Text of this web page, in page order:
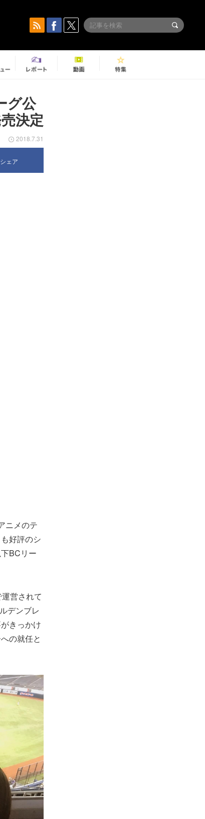
グ公
決定
2018.7.31
シェア
ニメのテ
好評のシ
下BCリー
営されて
デンブレ
きっかけ
の就任と